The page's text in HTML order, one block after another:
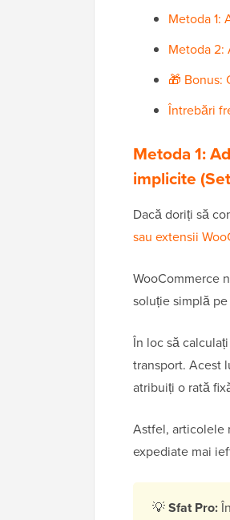
Metoda 1:
Metoda 2:
🎁 Bonus:
Întrebări
Metoda 1:
implicite
Dacă doriți să
sau extensii
WooCommerce
soluție simplă
În loc să
transport. Acest
atribuiți o rată
Astfel, articolele
expediate mai
💡Sfat Pro: